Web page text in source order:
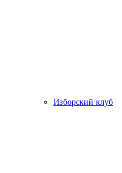
Изборский клуб